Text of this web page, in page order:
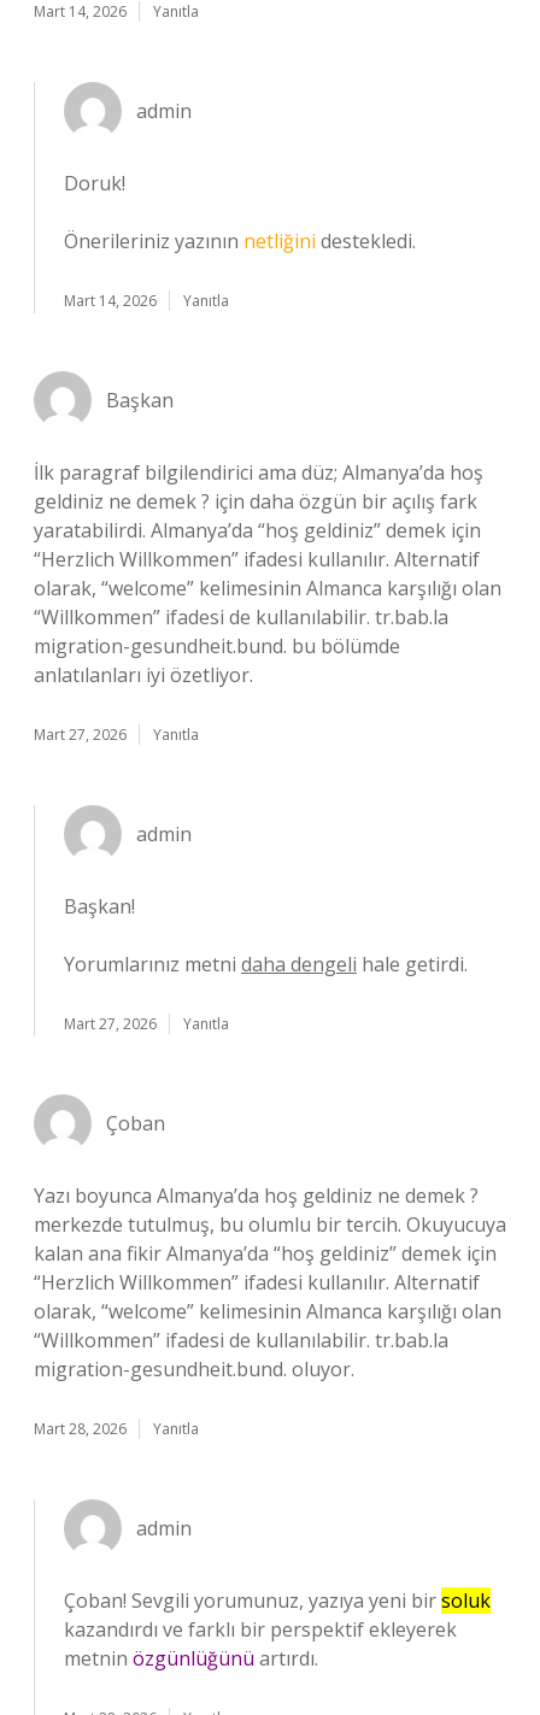
Mart 14, 2026 Yanıtla
admin
Doruk!
Önerileriniz yazının netliğini destekledi.
Mart 14, 2026 Yanıtla
Başkan
İlk paragraf bilgilendirici ama düz; Almanya’da hoş
geldiniz ne demek ? için daha özgün bir açılış fark
yaratabilirdi. Almanya’da “hoş geldiniz” demek için
“Herzlich Willkommen” ifadesi kullanılır. Alternatif
olarak, “welcome” kelimesinin Almanca karşılığı olan
“Willkommen” ifadesi de kullanılabilir. tr.bab.la
migration-gesundheit.bund. bu bölümde
anlatılanları iyi özetliyor.
Mart 27, 2026 Yanıtla
admin
Başkan!
Yorumlarınız metni daha dengeli hale getirdi.
Mart 27, 2026 Yanıtla
Çoban
Yazı boyunca Almanya’da hoş geldiniz ne demek ?
merkezde tutulmuş, bu olumlu bir tercih. Okuyucuya
kalan ana fikir Almanya’da “hoş geldiniz” demek için
“Herzlich Willkommen” ifadesi kullanılır. Alternatif
olarak, “welcome” kelimesinin Almanca karşılığı olan
“Willkommen” ifadesi de kullanılabilir. tr.bab.la
migration-gesundheit.bund. oluyor.
Mart 28, 2026 Yanıtla
admin
Çoban! Sevgili yorumunuz, yazıya yeni birsoluk
kazandırdı ve farklı bir perspektif ekleyerek
metnin özgünlüğünü artırdı.